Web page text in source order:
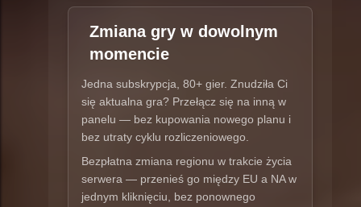
Zmiana gry w dowolnym
momencie
Jedna subskrypcja, 80+ gier. Znudziła Ci
się aktualna gra? Przełącz się na inną w
panelu — bez kupowania nowego planu i
bez utraty cyklu rozliczeniowego.
Bezpłatna zmiana regionu w trakcie życia
serwera — przenieś go między EU a NA w
jednym kliknięciu, bez ponownego